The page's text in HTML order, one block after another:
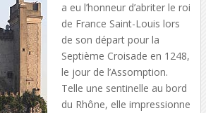
a eu l’honneur d’abriter le roi
de France Saint-Louis lors
de son départ pour la
Septième Croisade en 1248,
le jour de l’Assomption.
Telle une sentinelle au bord
du Rhône, elle impressionne